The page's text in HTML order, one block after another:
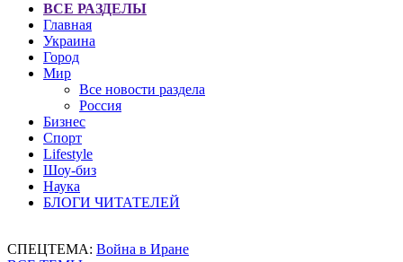
ВСЕ РАЗДЕЛЫ
Главная
Украина
Город
Мир
Все новости раздела
Россия
Бизнес
Спорт
Lifestyle
Шоу-биз
Наука
БЛОГИ ЧИТАТЕЛЕЙ
СПЕЦТЕМА: Война в Иране